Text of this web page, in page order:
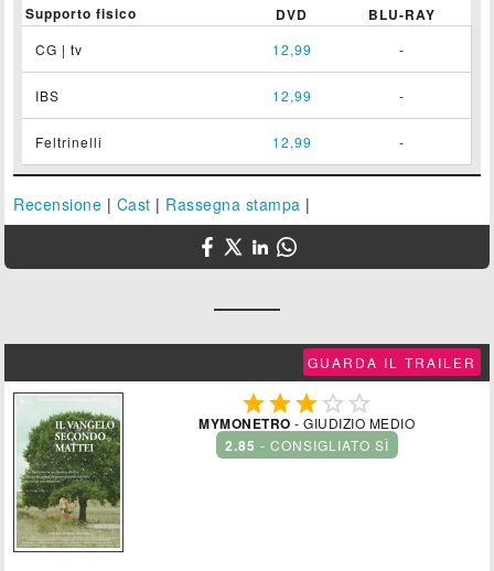
Supporto fisico DVD BLU-RAY
CG | tv 12,99 -
IBS 12,99 -
Feltrinelli 12,99 -
Recensione | Cast | Rassegna stampa |
GUARDA IL TRAILER
  
MYMONETRO - GIUDIZIO MEDIO
2.85 - CONSIGLIATO SÌ